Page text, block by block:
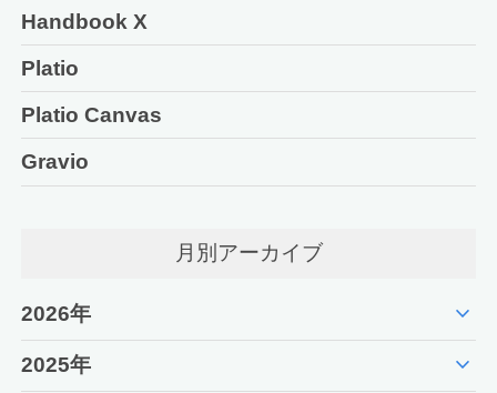
Handbook X
Platio
Platio Canvas
Gravio
月別アーカイブ
2026年 expand_more
2025年 expand_more